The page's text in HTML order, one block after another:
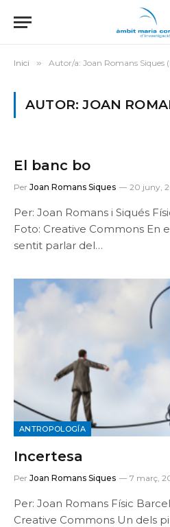
Inici » Autor/a: Joan Romans Siques
AUTOR: JOAN
El banc bo
Per Joan Romans Siques 20 juny,
Per: Joan Romans i Siqués
Foto: Creative Commons En
sentit parlar del…
ANTROPOLOGÍA
Incertesa
Per Joan Romans Siques 7 març,
Per: Joan Romans Físic
Creative Commons Un dels